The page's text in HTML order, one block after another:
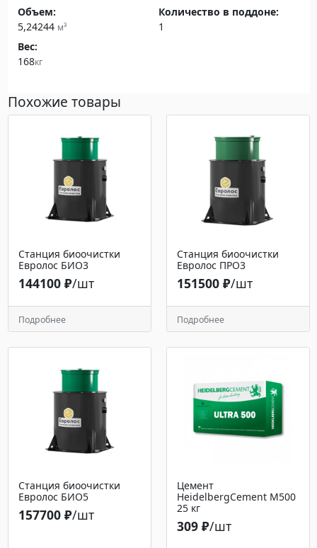
Объем:
5,24244 м³
Вес:
168кг
Количество в поддоне:
1
Похожие товары
Станция биоочистки
Евролос БИО3
144100 ₽/шт
Подробнее
Станция биоочистки
Евролос ПРО3
151500 ₽/шт
Подробнее
Станция биоочистки
Евролос БИО5
157700 ₽/шт
Цемент
HeidelbergCement М500
25 кг
309 ₽/шт